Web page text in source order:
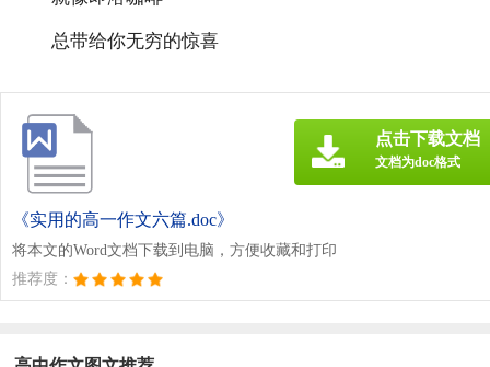
总带给你无穷的惊喜
《实用的高一作文六篇.doc》
将本文的Word文档下载到电脑，方便收藏和打印
推荐度：
点击下载文档
文档为doc格式